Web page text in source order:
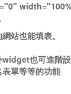
站也能填表。
也可進階
單等等的功能